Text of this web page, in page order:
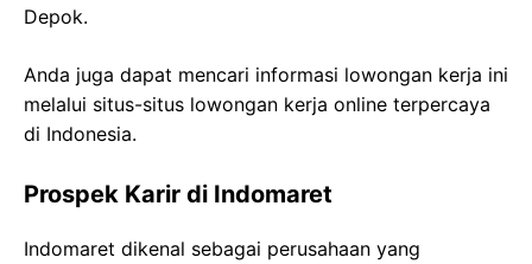
Depok.
Anda juga dapat mencari informasi lowongan kerja ini
melalui situs-situs lowongan kerja online terpercaya
di Indonesia.
Prospek Karir di Indomaret
Indomaret dikenal sebagai perusahaan yang